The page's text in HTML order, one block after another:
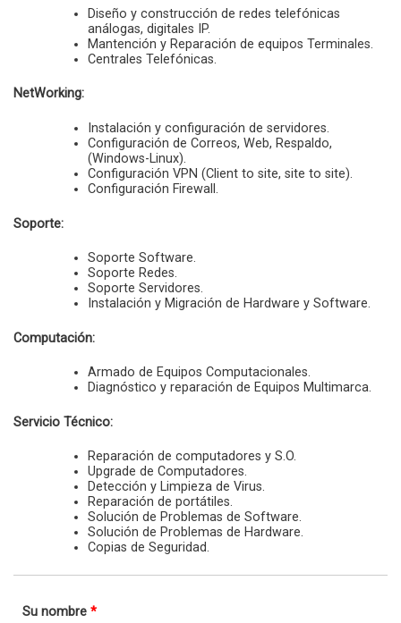
Diseño y construcción de redes telefónicas
análogas, digitales IP.
Mantención y Reparación de equipos Terminales.
Centrales Telefónicas.
NetWorking:
Instalación y configuración de servidores.
Configuración de Correos, Web, Respaldo,
(Windows-Linux).
Configuración VPN (Client to site, site to site).
Configuración Firewall.
Soporte:
Soporte Software.
Soporte Redes.
Soporte Servidores.
Instalación y Migración de Hardware y Software.
Computación:
Armado de Equipos Computacionales.
Diagnóstico y reparación de Equipos Multimarca.
Servicio Técnico:
Reparación de computadores y S.O.
Upgrade de Computadores.
Detección y Limpieza de Virus.
Reparación de portátiles.
Solución de Problemas de Software.
Solución de Problemas de Hardware.
Copias de Seguridad.
Su nombre *